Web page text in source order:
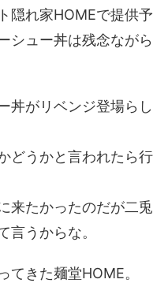
隠れ家HOMEで提供予
シュー丼は残念ながら
丼がリベンジ登場らし
どうかと言われたら行
来たかったのだが二兎
言うからな。
てきた麺堂HOME。